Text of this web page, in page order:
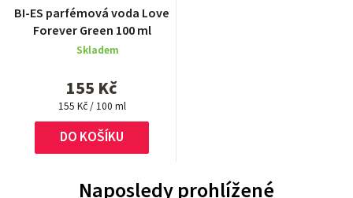
BI-ES parfémová voda Love
Forever Green 100 ml
hodnocení
produktu
je
z
5
hvězdiček.
Skladem
155 Kč
Měrná
cena:
155 Kč / 100 ml
DO KOŠÍKU
Naposledy prohlížené